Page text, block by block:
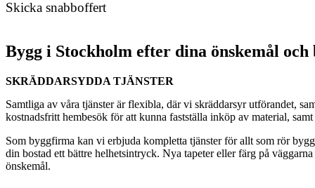
Skicka snabboffert
Bygg i Stockholm efter dina önskemål och
SKRÄDDARSYDDA TJÄNSTER
Samtliga av våra tjänster är flexibla, där vi skräddarsyr utförandet,
kostnadsfritt hembesök för att kunna fastställa inköp av material,
Som byggfirma kan vi erbjuda kompletta tjänster för allt som rör
din bostad ett bättre helhetsintryck. Nya tapeter eller färg på
önskemål.